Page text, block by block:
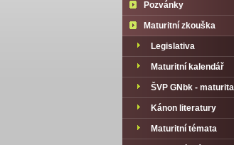
Pozvánky
Maturitní zkouška
Legislativa
Maturitní kalendář
ŠVP GNbk - maturita
Kánon literatury
Maturitní témata